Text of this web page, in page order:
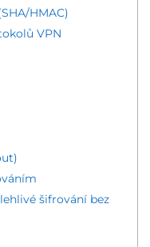
HMAC)
VPN
šifrování bez